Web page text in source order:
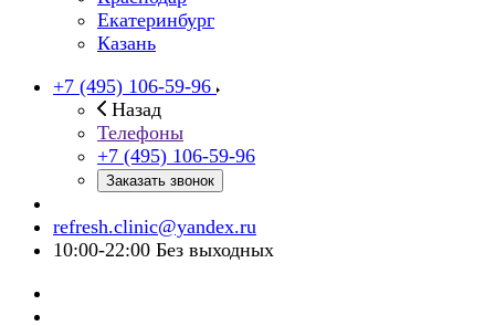
Екатеринбург
Казань
+7 (495) 106-59-96
Назад
Телефоны
+7 (495) 106-59-96
Заказать звонок
refresh.clinic@yandex.ru
10:00-22:00 Без выходных